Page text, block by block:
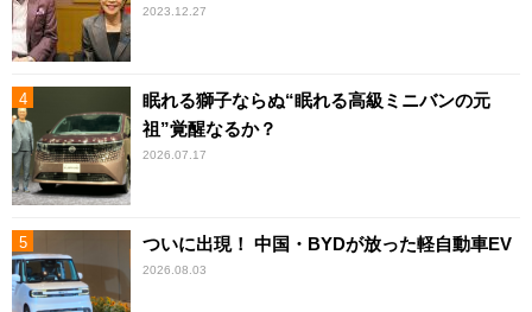
2023.12.27
眠れる獅子ならぬ“眠れる高級ミニバンの元
祖”覚醒なるか？
2026.07.17
ついに出現！ 中国・BYDが放った軽自動車EV
2026.08.03